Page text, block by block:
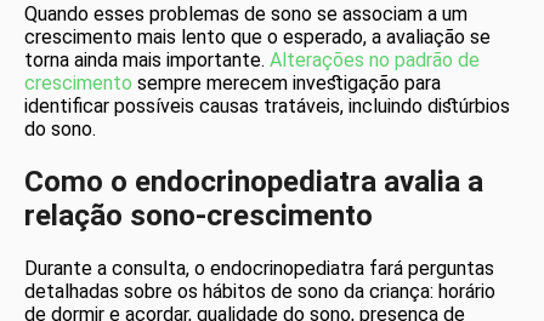
Quando esses problemas de sono se associam a um
crescimento mais lento que o esperado, a avaliação se
torna ainda mais importante. Alterações no padrão de
crescimento sempre merecem investigação para
identificar possíveis causas tratáveis, incluindo distúrbios
do sono.
Como o endocrinopediatra avalia a
relação sono-crescimento
Durante a consulta, o endocrinopediatra fará perguntas
detalhadas sobre os hábitos de sono da criança: horário
de dormir e acordar, qualidade do sono, presença de